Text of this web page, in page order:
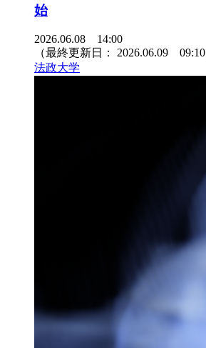
始
2026.06.08 14:00
（最終更新日： 2026.06.09 09:10
法政大学